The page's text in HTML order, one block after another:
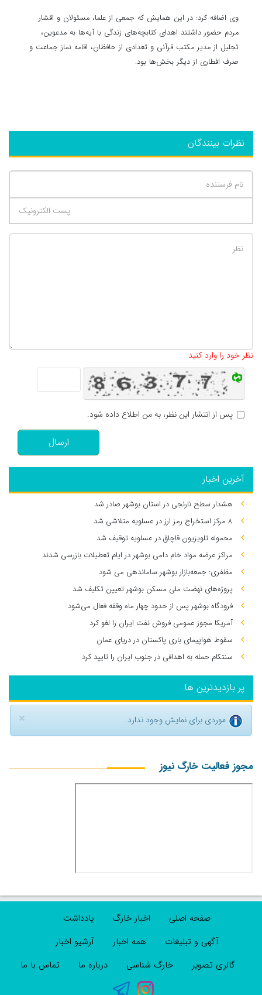
وی اضافه کرد: در این همایش که جمعی از علما، مسئولان و اقشار
مردم حضور داشتند اهدای کتابچه‌های زندگی با آیه‌ها به مدعوین،
تجلیل از مدیر مکتب قرآنی و تعدادی از حافظان، اقامه نماز جماعت و
صرف افطاری از دیگر بخش‌ها بود.
نظرات بینندگان
نظر خود را وارد کنید
پس از انتشار این نظر، به من اطلاع داده شود.
ارسال
آخرین اخبار
هشدار سطح نارنجی در استان بوشهر صادر شد
۸ مرکز استخراج رمز ارز در عسلویه متلاشی شد
محموله تلویزیون قاچاق در عسلویه توقیف شد
مراکز عرضه مواد خام دامی بوشهر در ایام تعطیلات بازرسی شدند
مظفری: جمعه‌بازار بوشهر ساماندهی می‌ شود
پروژه‌های نهضت ملی مسکن بوشهر تعیین تکلیف شد
فرودگاه بوشهر پس از حدود چهار ماه وقفه فعال می‌شود
آمریکا مجوز عمومی فروش نفت ایران را لغو کرد
سقوط هواپیمای باری پاکستان در دریای عمان
سنتکام حمله به اهدافی در جنوب ایران را تایید کرد
پر بازدیدترین ها
× موردی برای نمایش وجود ندارد.
مجوز فعالیت خارگ نیوز
صفحه اصلی اخبار خارگ
یادداشت
آگهی و تبلیغات
همه اخبار
آرشیو اخبار
گالری تصویر
خارگ شناسی درباره ما تماس با ما